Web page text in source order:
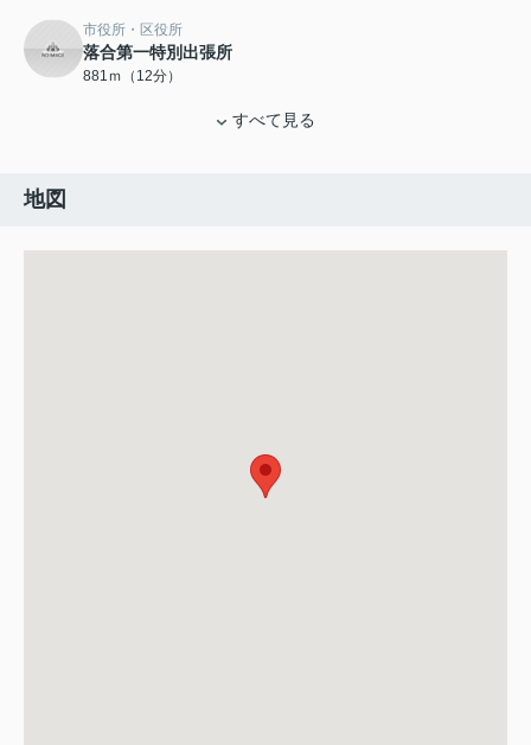
市役所・区役所
落合第一特別出張所
881ｍ（12分）
すべて見る
地図